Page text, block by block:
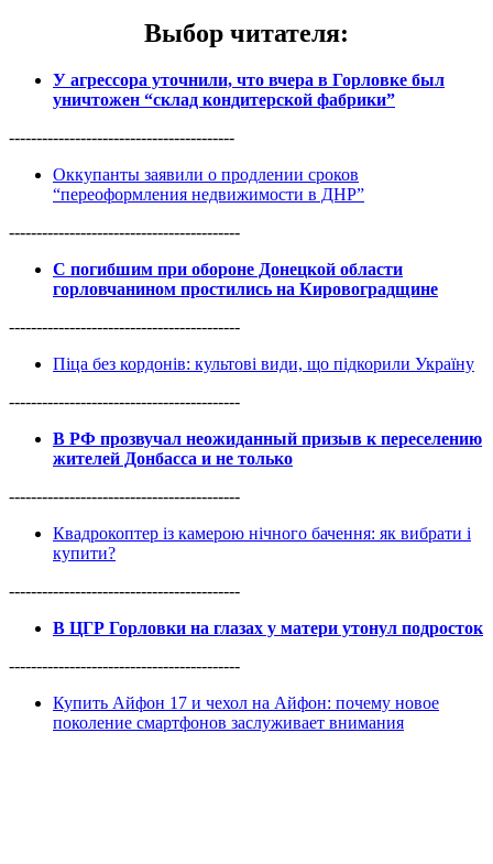
Выбор читателя:
У агрессора уточнили, что вчера в Горловке был
уничтожен “склад кондитерской фабрики”
-----------------------------------------
Оккупанты заявили о продлении сроков
“переоформления недвижимости в ДНР”
------------------------------------------
С погибшим при обороне Донецкой области
горловчанином простились на Кировоградщине
------------------------------------------
Піца без кордонів: культові види, що підкорили Україну
------------------------------------------
В РФ прозвучал неожиданный призыв к переселению
жителей Донбасса и не только
------------------------------------------
Квадрокоптер із камерою нічного бачення: як вибрати і
купити?
------------------------------------------
В ЦГР Горловки на глазах у матери утонул подросток
------------------------------------------
Купить Айфон 17 и чехол на Айфон: почему новое
поколение смартфонов заслуживает внимания